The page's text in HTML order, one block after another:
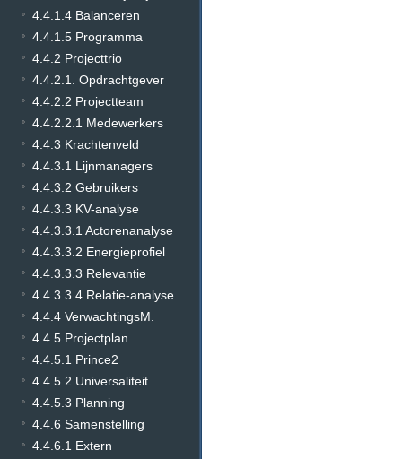
4.4.1.4 Balanceren
4.4.1.5 Programma
4.4.2 Projecttrio
4.4.2.1. Opdrachtgever
4.4.2.2 Projectteam
4.4.2.2.1 Medewerkers
4.4.3 Krachtenveld
4.4.3.1 Lijnmanagers
4.4.3.2 Gebruikers
4.4.3.3 KV-analyse
4.4.3.3.1 Actorenanalyse
4.4.3.3.2 Energieprofiel
4.4.3.3.3 Relevantie
4.4.3.3.4 Relatie-analyse
4.4.4 VerwachtingsM.
4.4.5 Projectplan
4.4.5.1 Prince2
4.4.5.2 Universaliteit
4.4.5.3 Planning
4.4.6 Samenstelling
4.4.6.1 Extern